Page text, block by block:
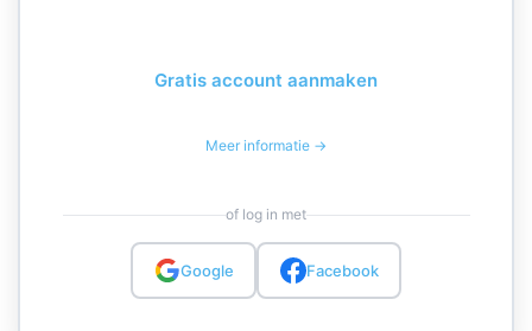
Gratis account aanmaken
Meer informatie →
of log in met
Google Facebook